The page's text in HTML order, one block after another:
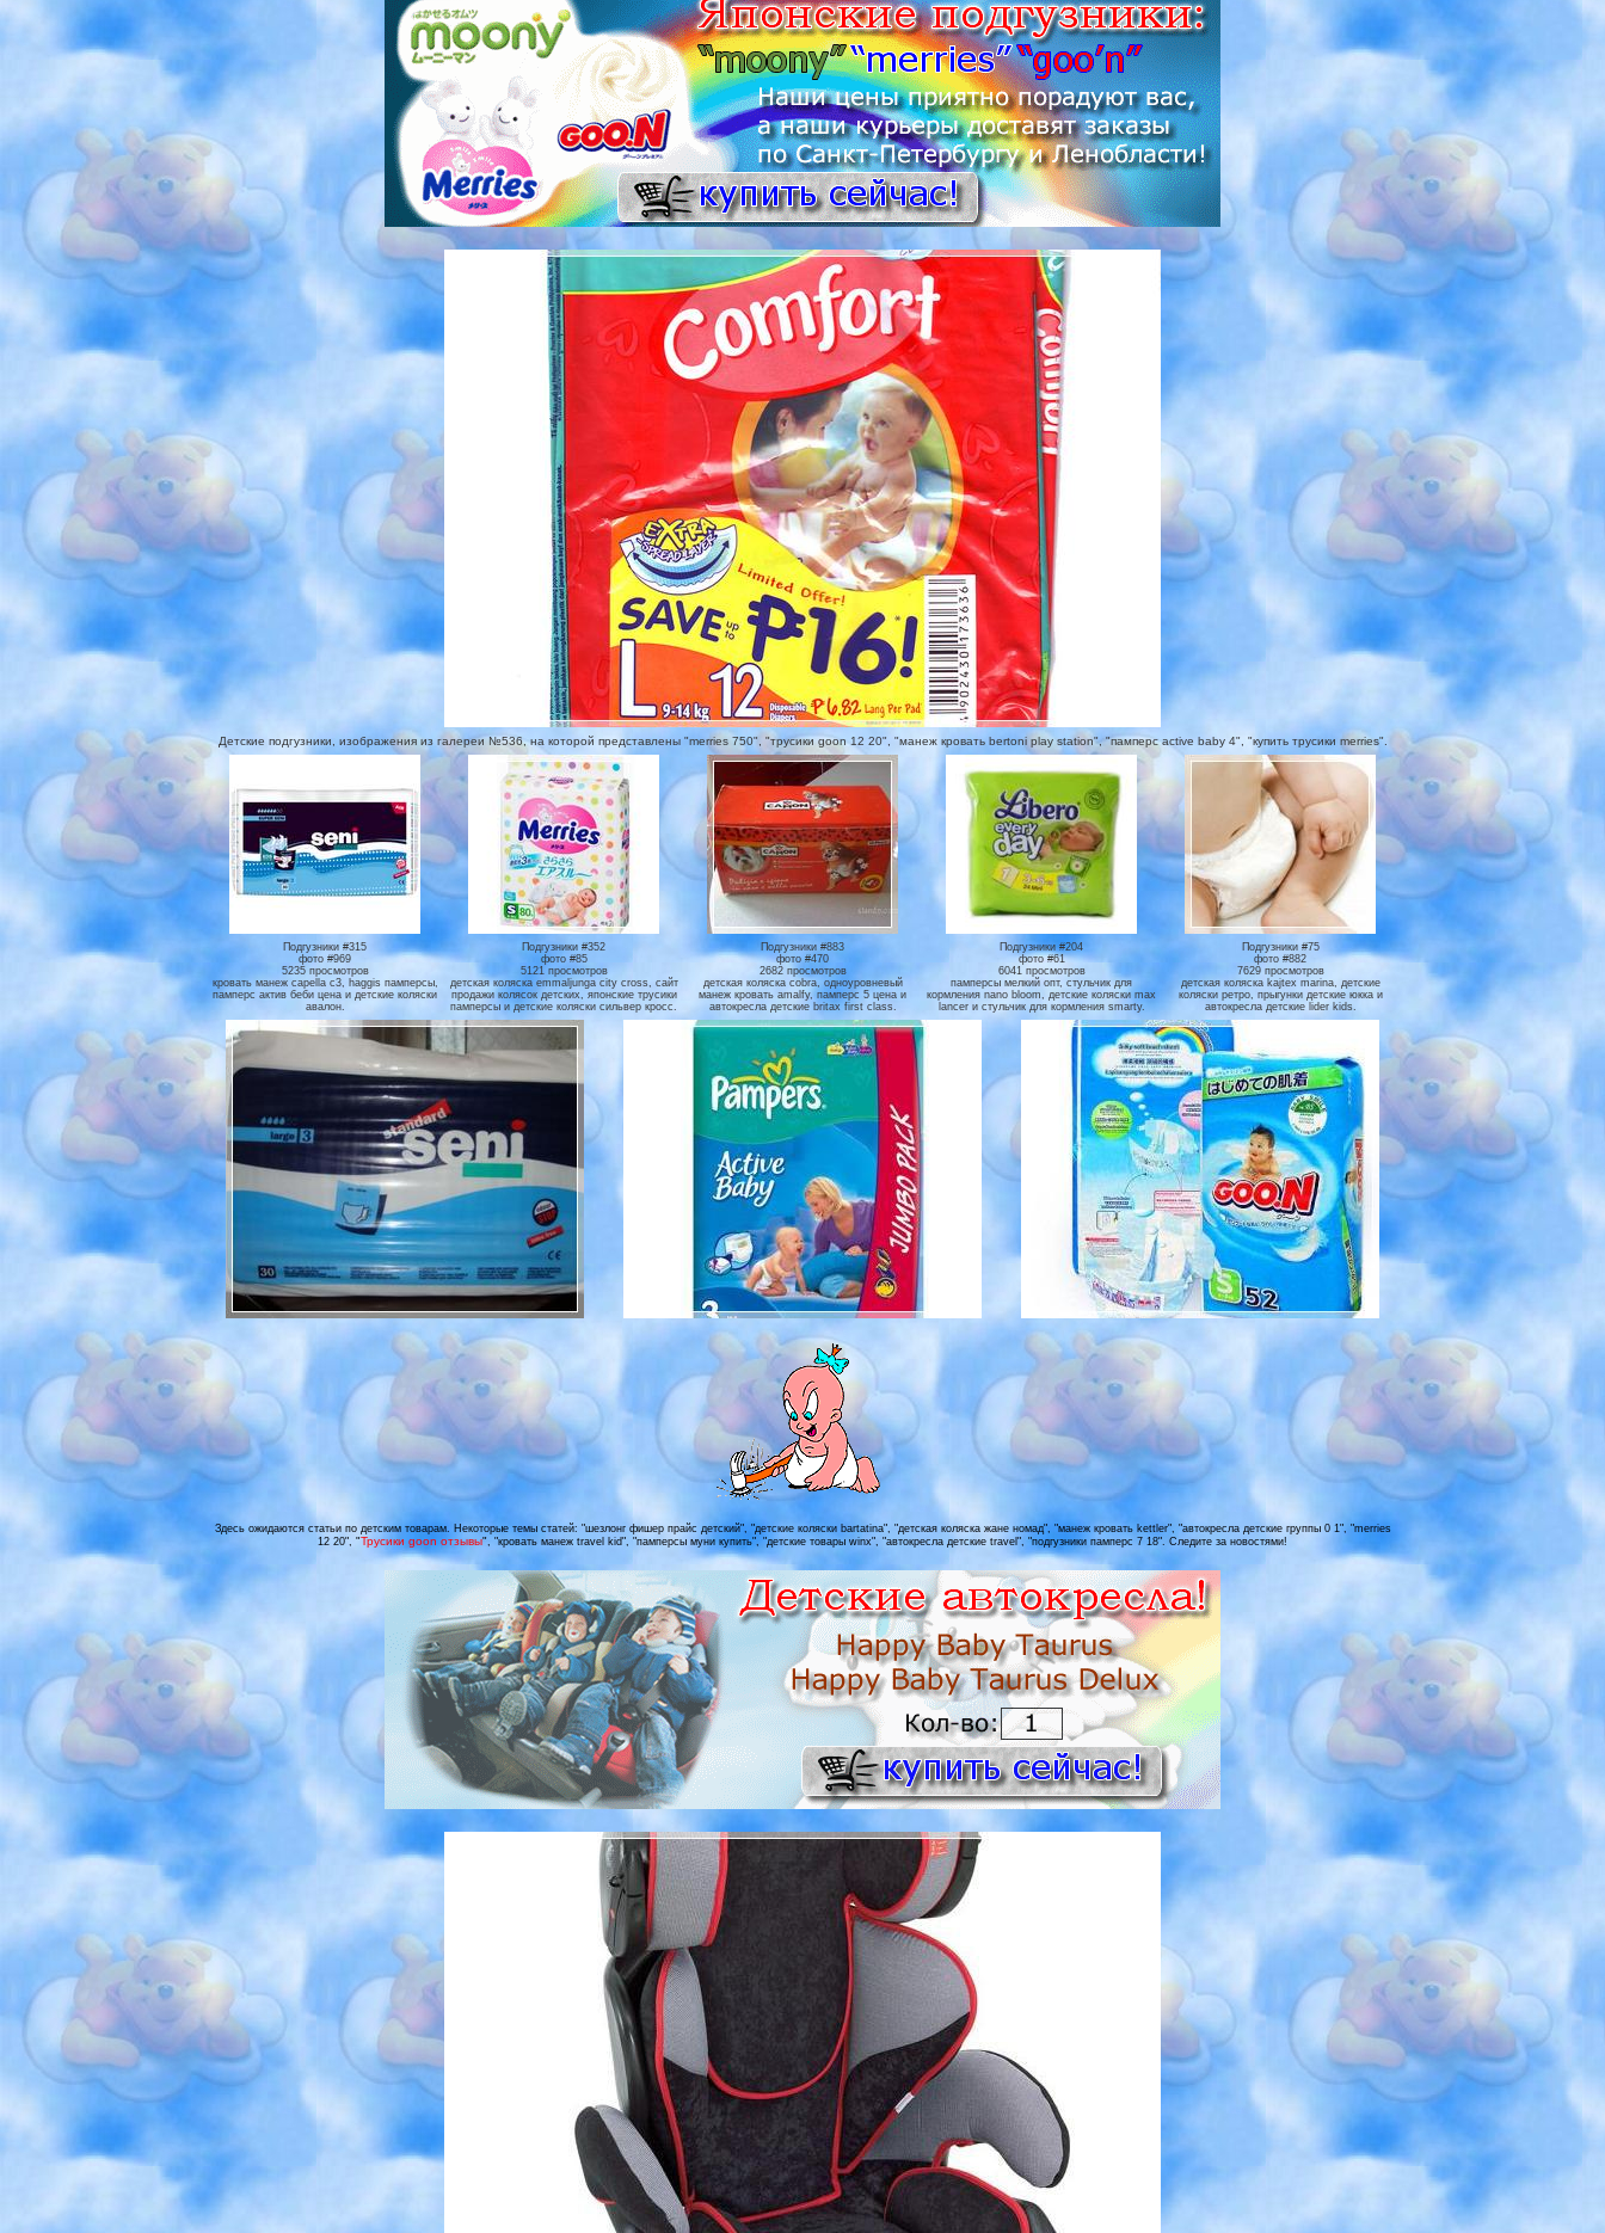
Детские подгузники, изображения из галереи №536, на которой представлены "merries 750", "трусики goon 12 20", "манеж кровать bertoni play station", "памперс active baby 4", "купить трусики merries".
Подгузники #315
фото #969
5235 просмотров
кровать манеж capella c3, haggis памперсы,
памперс актив беби цена и детские коляски
авалон.
Подгузники #352
фото #85
5121 просмотров
детская коляска emmaljunga city cross, сайт
продажи колясок детских, японские трусики
памперсы и детские коляски сильвер кросс.
Подгузники #883
фото #470
2682 просмотров
детская коляска cobra, одноуровневый
манеж кровать amalfy, памперс 5 цена и
автокресла детские britax first class.
Подгузники #204
фото #61
6041 просмотров
памперсы мелкий опт, стульчик для
кормления nano bloom, детские коляски max
lancer и стульчик для кормления smarty.
Подгузники #75
фото #882
7629 просмотров
детская коляска kajtex marina, детские
коляски ретро, прыгунки детские юкка и
автокресла детские lider kids.
Здесь ожидаются статьи по детским товарам. Некоторые темы статей: "шезлонг фишер прайс детский", "детские коляски bartatina", "детская коляска жане номад", "манеж кровать kettler", "автокресла детские группы 0 1", "merries
12 20", "Трусики goon отзывы", "кровать манеж travel kid", "памперсы муни купить", "детские товары winx", "автокресла детские travel", "подгузники памперс 7 18". Следите за новостями!